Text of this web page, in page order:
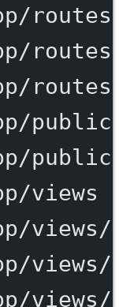
routes
views